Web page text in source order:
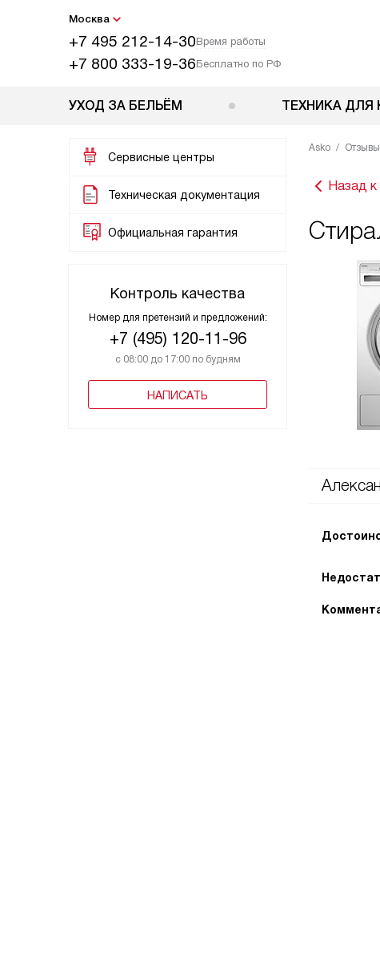
Москва
+7 495 212-14-30Время работы
+7 800 333-19-36Бесплатно по РФ
УХОД ЗА БЕЛЬЁМ ТЕХНИКА ДЛЯ
Сервисные центры
Техническая документация
Официальная гарантия
Контроль качества
Номер для претензий и предложений:
+7 (495) 120-11-96
с 08:00 до 17:00 по будням
НАПИСАТЬ
Asko Отзывы
Назад